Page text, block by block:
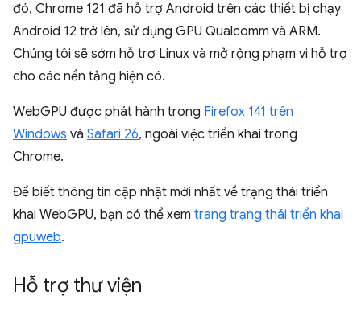
đó, Chrome 121 đã hỗ trợ Android trên các thiết bị chạy
Android 12 trở lên, sử dụng GPU Qualcomm và ARM.
Chúng tôi sẽ sớm hỗ trợ Linux và mở rộng phạm vi hỗ trợ
cho các nền tảng hiện có.
WebGPU được phát hành trong Firefox 141 trên
Windows và Safari 26, ngoài việc triển khai trong
Chrome.
Để biết thông tin cập nhật mới nhất về trạng thái triển
khai WebGPU, bạn có thể xem trang trạng thái triển khai
gpuweb.
Hỗ trợ thư viện